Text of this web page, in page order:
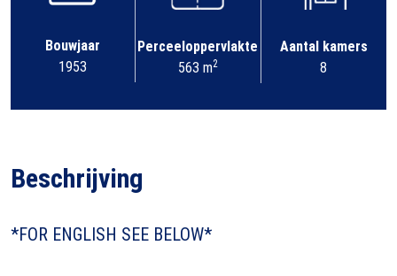
Bouwjaar
1953
Perceeloppervlakte
563 m2
Aantal kamers
8
Beschrijving
*FOR ENGLISH SEE BELOW*